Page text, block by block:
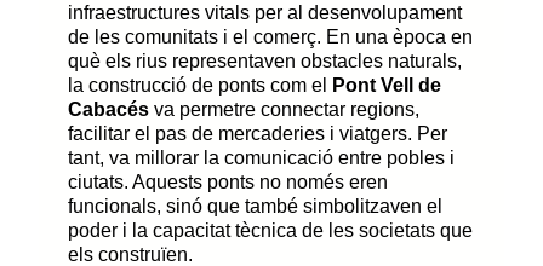
infraestructures vitals per al desenvolupament
de les comunitats i el comerç. En una època en
què els rius representaven obstacles naturals,
la construcció de ponts com el
Pont Vell de
Cabacés va permetre connectar regions,
facilitar el pas de mercaderies i viatgers. Per
tant, va millorar la comunicació entre pobles i
ciutats. Aquests ponts no només eren
funcionals, sinó que també simbolitzaven el
poder i la capacitat tècnica de les societats que
els construïen.